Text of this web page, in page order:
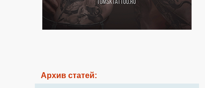
Архив статей: